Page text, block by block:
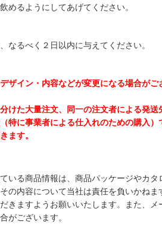
めるようにしてあげてください。
なるべく２日以内に与えてください。
ザイン・内容などが変更になる場合がご
けた大量注文、同一の注文者による発
特に事業者による仕入れのための購入
ます。
いる商品情報は、商品パッケージやカ
の内容について当社は責任を負いかね
きますようお願いいたします。また、
がございます。